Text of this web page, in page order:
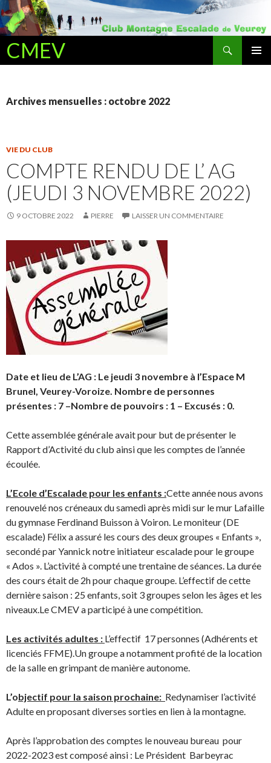
CMEV
Recherche
ALLER AU CONTENU PRINCIPAL
Archives mensuelles : octobre 2022
VIE DU CLUB
COMPTE RENDU DE L’ AG
(JEUDI 3 NOVEMBRE 2022)
9 OCTOBRE 2022 PIERRE LAISSER UN COMMENTAIRE
Date et lieu de L’AG : Le jeudi 3 novembre à l’Espace M
Brunel, Veurey-Voroize. Nombre de personnes
présentes : 7 –Nombre de pouvoirs : 1 – Excusés : 0.
Cette assemblée générale avait pour but de présenter le
Rapport d’Activité du club ainsi que les comptes de l’année
écoulée.
L’Ecole d’Escalade pour les enfants :Cette année nous avons
renouvelé nos créneaux du samedi après midi sur le mur Lafaille
du gymnase Ferdinand Buisson à Voiron. Le moniteur (DE
escalade) Félix a assuré les cours des deux groupes « Enfants »,
secondé par Yannick notre initiateur escalade pour le groupe
« Ados ». L’activité à compté une trentaine de séances. La durée
des cours était de 2h pour chaque groupe. L’effectif de cette
dernière saison : 25 enfants, soit 3 groupes selon les âges et les
niveaux.Le CMEV a participé à une compétition.
Les activités adultes : L’effectif 17 personnes (Adhérents et
licenciés FFME).Un groupe a notamment profité de la location
de la salle en grimpant de manière autonome.
L’objectif pour la saison prochaine: Redynamiser l’activité
Adulte en proposant diverses sorties en lien à la montagne.
Après l’approbation des comptes le nouveau bureau pour
2022-2023 est composé ainsi : Le Président Barbeyrac